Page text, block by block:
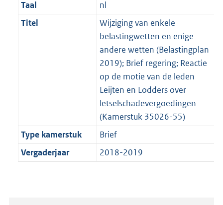
Taal
nl
Titel
Wijziging van enkele
belastingwetten en enige
andere wetten (Belastingplan
2019); Brief regering; Reactie
op de motie van de leden
Leijten en Lodders over
letselschadevergoedingen
(Kamerstuk 35026-55)
Type kamerstuk
Brief
Vergaderjaar
2018-2019